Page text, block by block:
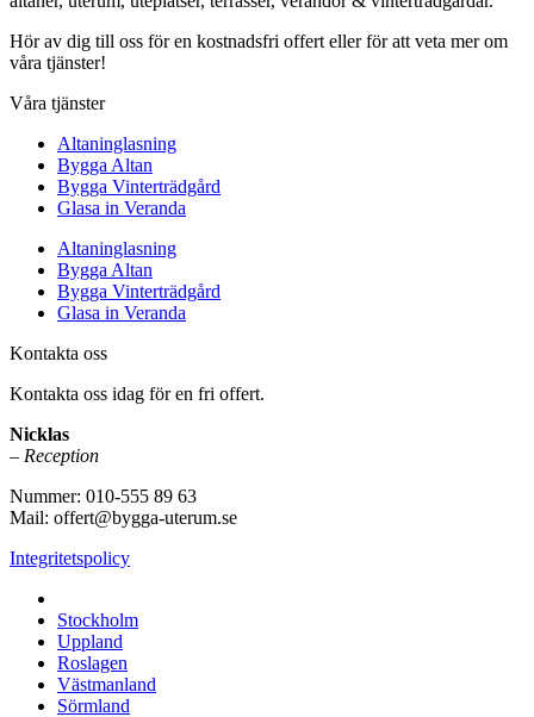
Hör av dig till oss för en kostnadsfri offert eller för att veta mer om
våra tjänster!
Våra tjänster
Altaninglasning
Bygga Altan
Bygga Vinterträdgård
Glasa in Veranda
Altaninglasning
Bygga Altan
Bygga Vinterträdgård
Glasa in Veranda
Kontakta oss
Kontakta oss idag för en fri offert.
Nicklas
– Reception
Nummer: 010-555 89 63
Mail: offert@bygga-uterum.se
Integritetspolicy
Stockholm
Uppland
Roslagen
Västmanland
Sörmland